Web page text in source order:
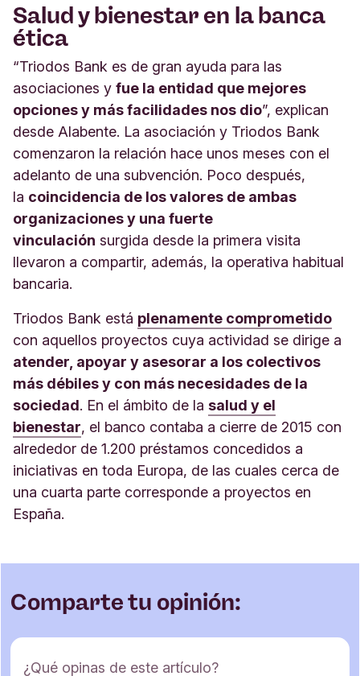
Salud y bienestar en la banca
ética
“Triodos Bank es de gran ayuda para las
asociaciones y fue la entidad que mejores
opciones y más facilidades nos dio”, explican
desde Alabente. La asociación y Triodos Bank
comenzaron la relación hace unos meses con el
adelanto de una subvención. Poco después,
la coincidencia de los valores de ambas
organizaciones y una fuerte
vinculación surgida desde la primera visita
llevaron a compartir, además, la operativa habitual
bancaria.
Triodos Bank está plenamente comprometido
con aquellos proyectos cuya actividad se dirige a
atender, apoyar y asesorar a los colectivos
más débiles y con más necesidades de la
sociedad. En el ámbito de la salud y el
bienestar, el banco contaba a cierre de 2015 con
alrededor de 1.200 préstamos concedidos a
iniciativas en toda Europa, de las cuales cerca de
una cuarta parte corresponde a proyectos en
España.
Comparte tu opinión:
F
¿Qué opinas de este artículo?